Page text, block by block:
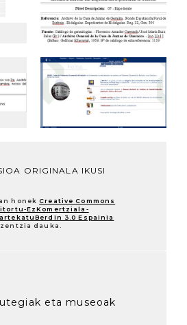
ORIGINALA IKUSI
honek Creative Commons
EzKomertziala-
3.0 Espainia
dauka.
eta museoak